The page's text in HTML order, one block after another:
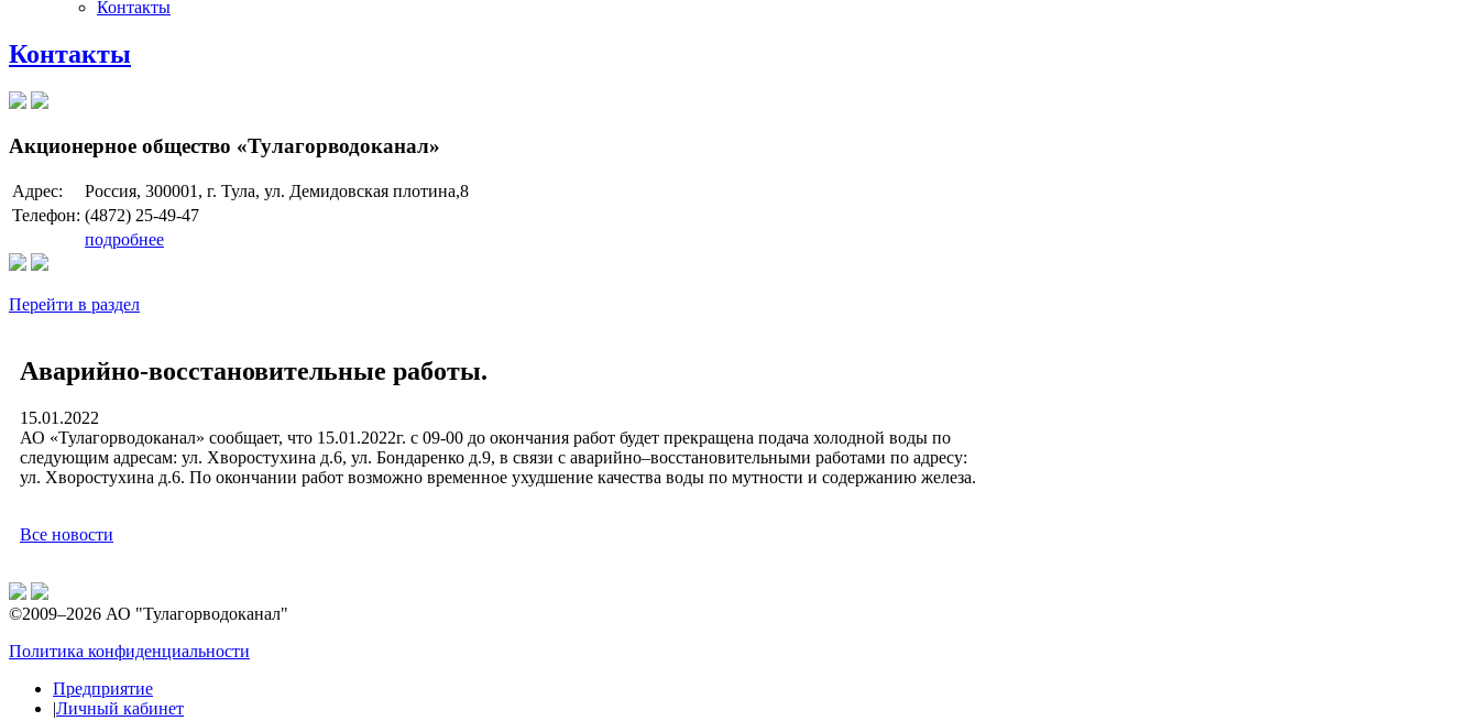
Контакты
Контакты
Акционерное общество «Тулагорводоканал»
Адрес:
Россия, 300001, г. Тула, ул. Демидовская плотина,8
Телефон: (4872) 25-49-47
подробнее
Перейти в раздел
Аварийно-восстановительные работы.
15.01.2022
АО «Тулагорводоканал» сообщает, что 15.01.2022г. с 09-00 до окончания работ будет прекращена подача холодной воды по
следующим адресам: ул. Хворостухина д.6, ул. Бондаренко д.9, в связи с аварийно–восстановительными работами по адресу:
ул. Хворостухина д.6. По окончании работ возможно временное ухудшение качества воды по мутности и содержанию железа.
Все новости
©2009–2026 АО "Тулагорводоканал"
Политика конфиденциальности
Предприятие
|Личный кабинет